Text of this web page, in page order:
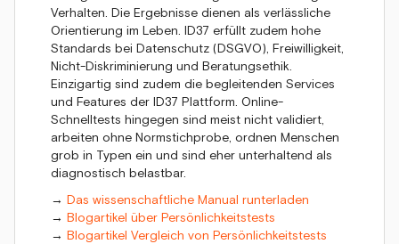
Verhalten. Die Ergebnisse dienen als verlässliche
Orientierung im Leben. ID37 erfüllt zudem hohe
Standards bei Datenschutz (DSGVO), Freiwilligkeit,
Nicht-Diskriminierung und Beratungsethik.
Einzigartig sind zudem die begleitenden Services
und Features der ID37 Plattform. Online-
Schnelltests hingegen sind meist nicht validiert,
arbeiten ohne Normstichprobe, ordnen Menschen
grob in Typen ein und sind eher unterhaltend als
diagnostisch belastbar.
→ Das wissenschaftliche Manual runterladen
→ Blogartikel über Persönlichkeitstests
→ Blogartikel Vergleich von Persönlichkeitstests